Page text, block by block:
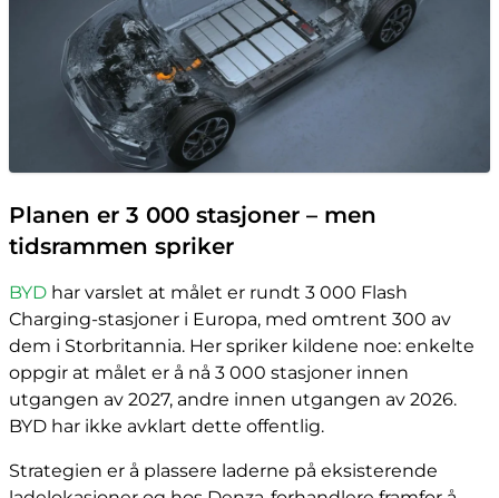
Planen er 3 000 stasjoner – men
tidsrammen spriker
BYD har varslet at målet er rundt 3 000 Flash
Charging-stasjoner i Europa, med omtrent 300 av
dem i Storbritannia. Her spriker kildene noe: enkelte
oppgir at målet er å nå 3 000 stasjoner innen
utgangen av 2027, andre innen utgangen av 2026.
BYD har ikke avklart dette offentlig.
Strategien er å plassere laderne på eksisterende